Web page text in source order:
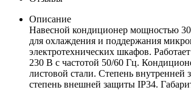
Описание
Навесной кондиционер мощностью
для охлаждения и поддержания
электротехнических шкафов.
230 В с частотой 50/60 Гц.
листовой стали. Степень внутренней
степень внешней защиты IP34.